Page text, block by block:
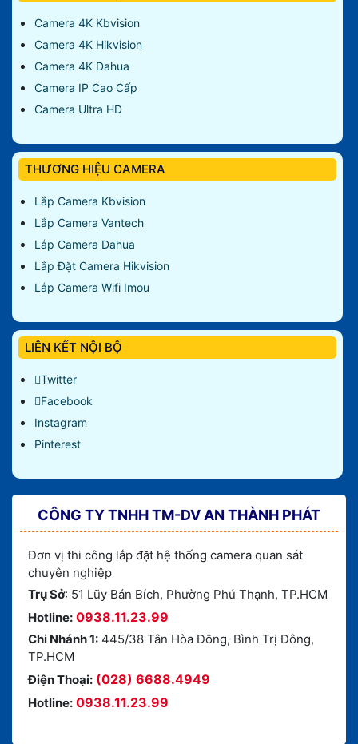
Camera 4K Kbvision
Camera 4K Hikvision
Camera 4K Dahua
Camera IP Cao Cấp
Camera Ultra HD
THƯƠNG HIỆU CAMERA
Lắp Camera Kbvision
Lắp Camera Vantech
Lắp Camera Dahua
Lắp Đặt Camera Hikvision
Lắp Camera Wifi Imou
LIÊN KẾT NỘI BỘ
Twitter
Facebook
Instagram
Pinterest
CÔNG TY TNHH TM-DV AN THÀNH PHÁT
Đơn vị thi công lắp đặt hệ thống camera quan sát
chuyên nghiệp
Trụ Sở: 51 Lũy Bán Bích, Phường Phú Thạnh, TP.HCM
Hotline: 0938.11.23.99
Chi Nhánh 1: 445/38 Tân Hòa Đông, Bình Trị Đông,
TP.HCM
Điện Thoại: (028) 6688.4949
Hotline: 0938.11.23.99